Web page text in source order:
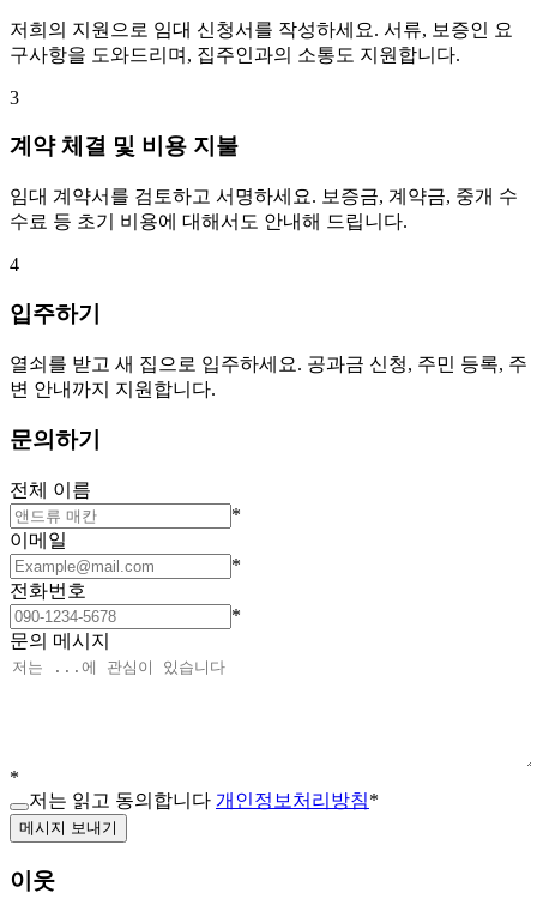
저희의 지원으로 임대 신청서를 작성하세요. 서류, 보증인 요
구사항을 도와드리며, 집주인과의 소통도 지원합니다.
3
계약 체결 및 비용 지불
임대 계약서를 검토하고 서명하세요. 보증금, 계약금, 중개 수
수료 등 초기 비용에 대해서도 안내해 드립니다.
4
입주하기
열쇠를 받고 새 집으로 입주하세요. 공과금 신청, 주민 등록, 주
변 안내까지 지원합니다.
문의하기
전체 이름
*
이메일
*
전화번호
*
문의 메시지
*
저는 읽고 동의합니다 개인정보처리방침*
메시지 보내기
이웃